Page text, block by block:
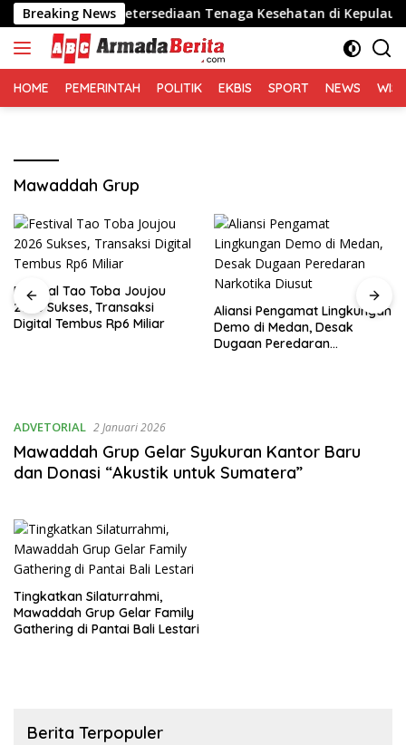
Langsung
ke
konten
Breaking News
Dorong Ketersediaan Tenaga Kesehatan di Kepulauan Nias
HOME PEMERINTAH POLITIK EKBIS SPORT NEWS
Mawaddah Grup
Festival Tao Toba Joujou
2026 Sukses, Transaksi
Digital Tembus Rp6 Miliar
Aliansi Pengamat Lingkungan
Demo di Medan, Desak
Dugaan Peredaran
ADVETORIAL 2 Januari 2026
Mawaddah Grup Gelar Syukuran Kantor Baru
dan Donasi “Akustik untuk Sumatera”
Tingkatkan Silaturrahmi,
Mawaddah Grup Gelar Family
Gathering di Pantai Bali Lestari
Berita Terpopuler